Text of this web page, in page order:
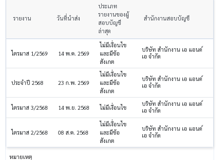
รายงาน วันที่นำส่ง
ประเภท
รายงานของผู้
สอบบัญชี
ล่าสุด
สำนักงานสอบบัญชี
ไตรมาส 1/2569 14 พ.ค. 2569
ไม่มีเงื่อนไข
และมีข้อ
สังเกต
บริษัท สำนักงาน เอ แอนด์
เอ จำกัด
ประจำปี 2568 23 ก.พ. 2569
ไม่มีเงื่อนไข
และมีข้อ
สังเกต
บริษัท สำนักงาน เอ แอนด์
เอ จำกัด
ไตรมาส 3/2568 14 พ.ย. 2568 ไม่มีเงื่อนไข
บริษัท สำนักงาน เอ แอนด์
เอ จำกัด
ไตรมาส 2/2568 08 ส.ค. 2568
ไม่มีเงื่อนไข
และมีข้อ
สังเกต
บริษัท สำนักงาน เอ แอนด์
เอ จำกัด
หมายเหตุ